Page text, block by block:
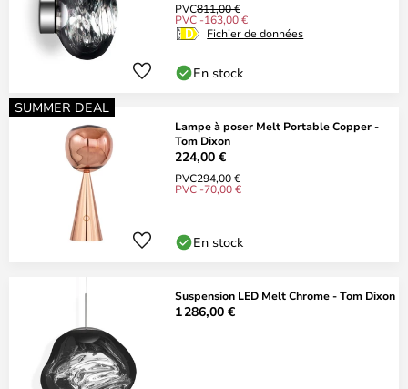
PVC811,00 €
PVC -163,00 €
Fichier de données
En stock
SUMMER DEAL
Lampe à poser Melt Portable Copper -
Tom Dixon
224,00 €
PVC294,00 €
PVC -70,00 €
En stock
Suspension LED Melt Chrome - Tom Dixon
1 286,00 €